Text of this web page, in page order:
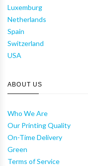
Luxemburg
Netherlands
Spain
Switzerland
USA
ABOUT US
Who We Are
Our Printing Quality
On-Time Delivery
Green
Terms of Service